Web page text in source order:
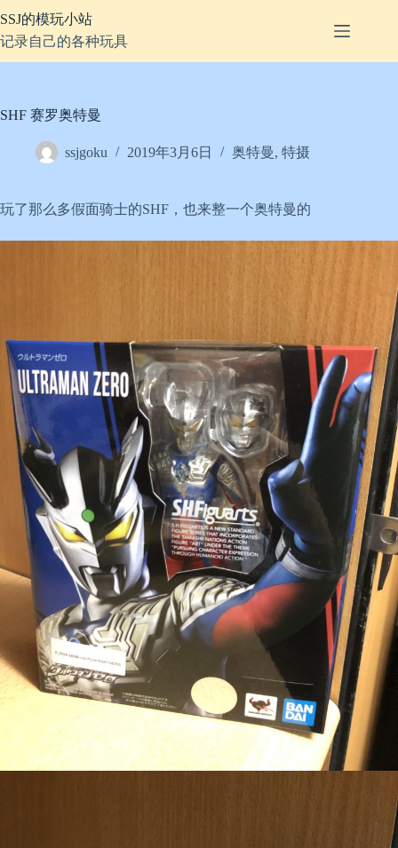
至
内
容
SSJ的模玩小站
记录自己的各种玩具
SHF 赛罗奥特曼
ssjgoku 2019年3月6日 奥特曼, 特摄
玩了那么多假面骑士的SHF，也来整一个奥特曼的